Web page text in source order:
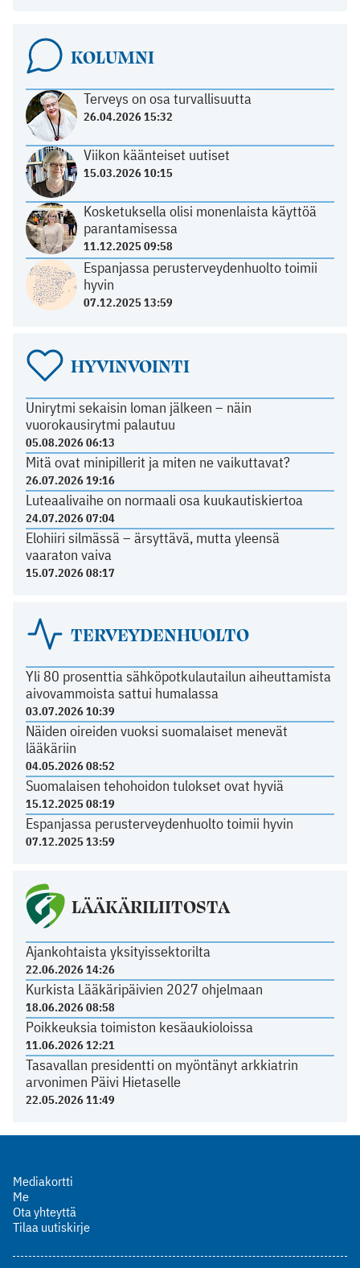
KOLUMNI
Terveys on osa turvallisuutta
26.04.2026 15:32
Viikon käänteiset uutiset
15.03.2026 10:15
Kosketuksella olisi monenlaista käyttöä
parantamisessa
11.12.2025 09:58
Espanjassa perusterveydenhuolto toimii
hyvin
07.12.2025 13:59
HYVINVOINTI
Unirytmi sekaisin loman jälkeen – näin
vuorokausirytmi palautuu
05.08.2026 06:13
Mitä ovat minipillerit ja miten ne vaikuttavat?
26.07.2026 19:16
Luteaalivaihe on normaali osa kuukautiskiertoa
24.07.2026 07:04
Elohiiri silmässä – ärsyttävä, mutta yleensä
vaaraton vaiva
15.07.2026 08:17
TERVEYDENHUOLTO
Yli 80 prosenttia sähköpotkulautailun aiheuttamista
aivovammoista sattui humalassa
03.07.2026 10:39
Näiden oireiden vuoksi suomalaiset menevät
lääkäriin
04.05.2026 08:52
Suomalaisen tehohoidon tulokset ovat hyviä
15.12.2025 08:19
Espanjassa perusterveydenhuolto toimii hyvin
07.12.2025 13:59
LÄÄKÄRILIITOSTA
Ajankohtaista yksityissektorilta
22.06.2026 14:26
Kurkista Lääkäripäivien 2027 ohjelmaan
18.06.2026 08:58
Poikkeuksia toimiston kesäaukioloissa
11.06.2026 12:21
Tasavallan presidentti on myöntänyt arkkiatrin
arvonimen Päivi Hietaselle
22.05.2026 11:49
Mediakortti
Me
Ota yhteyttä
Tilaa uutiskirje